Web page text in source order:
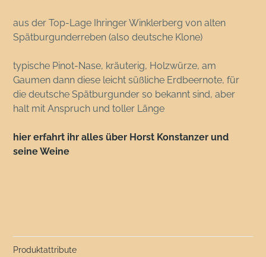
aus der Top-Lage Ihringer Winklerberg von alten
Spätburgunderreben (also deutsche Klone)
typische Pinot-Nase, kräuterig, Holzwürze, am
Gaumen dann diese leicht süßliche Erdbeernote, für
die deutsche Spätburgunder so bekannt sind, aber
halt mit Anspruch und toller Länge
hier erfahrt ihr alles über Horst Konstanzer und
seine Weine
Produktattribute